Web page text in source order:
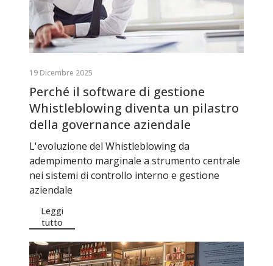
19 Dicembre 2025
Perché il software di gestione
Whistleblowing diventa un pilastro
della governance aziendale
L'evoluzione del Whistleblowing da
adempimento marginale a strumento centrale
nei sistemi di controllo interno e gestione
aziendale
Leggi
tutto